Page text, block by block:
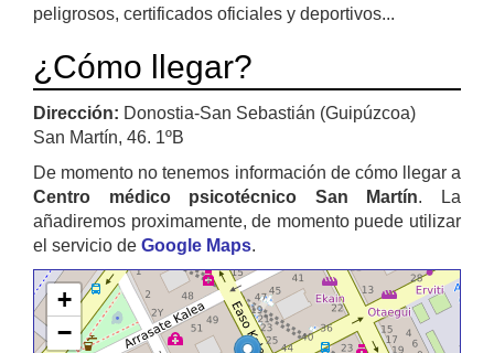
peligrosos, certificados oficiales y deportivos...
¿Cómo llegar?
Dirección: Donostia-San Sebastián (Guipúzcoa)
San Martín, 46. 1ºB
De momento no tenemos información de cómo llegar a
Centro médico psicotécnico San Martín. La
añadiremos proximamente, de momento puede utilizar
el servicio de Google Maps.
+
−